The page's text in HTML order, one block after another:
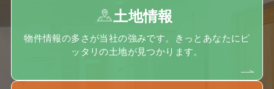
土地情報
物件情報の多さが当社の強みです。きっとあなたにピ
ッタリの土地が見つかります。